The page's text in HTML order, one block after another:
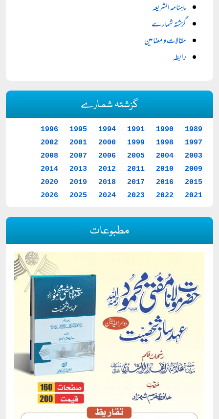
ماہنامہ الشریعہ
گزشتہ شمارے
مقالات و مضامین
رابطہ
گزشتہ شمارے
1989
1990
1991
1994
1995
1996
1997
1998
1999
2000
2001
2002
2003
2004
2005
2006
2007
2008
2009
2010
2011
2012
2013
2014
2015
2016
2017
2018
2019
2020
2021
2022
2023
2024
2025
2026
مطبوعات